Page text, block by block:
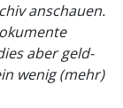
anschauen.
aber geld-
wenig (mehr)